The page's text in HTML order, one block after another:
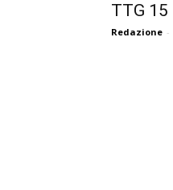
TTG 15
Redazione -